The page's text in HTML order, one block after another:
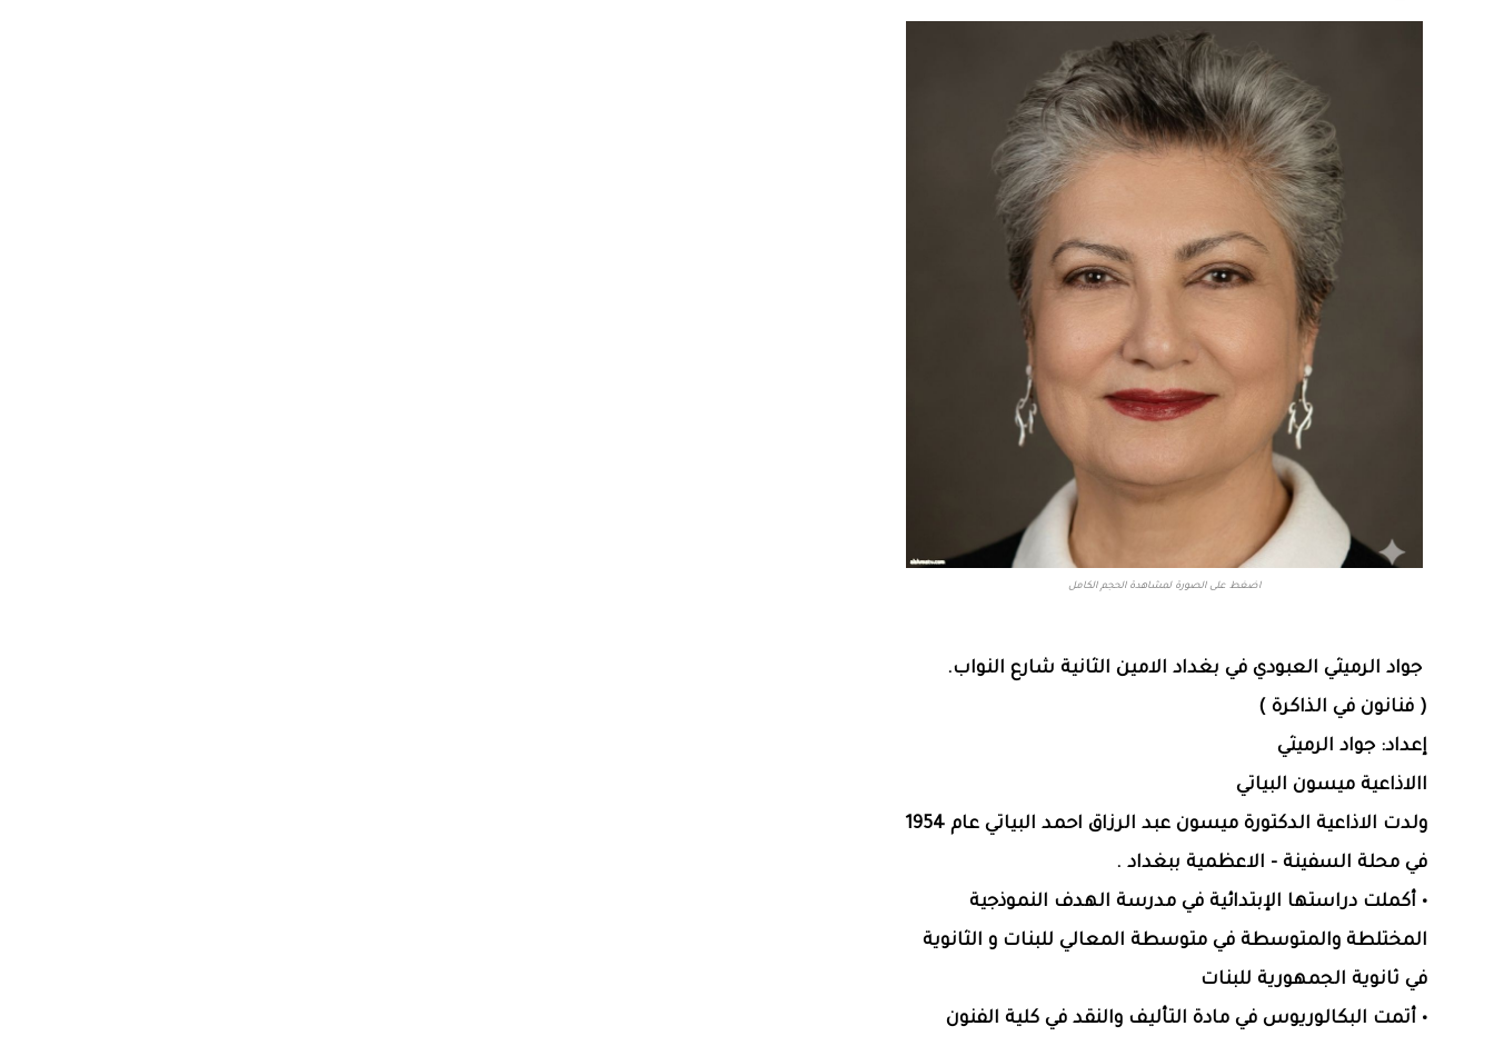
اضغط على الصورة لمشاهدة الحجم الكامل
‏جواد الرميثي العبودي‏ في ‏بغداد الامين الثانية شارع النواب‏.
( فنانون في الذاكرة )
إعداد: جواد الرميثي
االاذاعية ميسون البياتي
ولدت الاذاعية الدكتورة ميسون عبد الرزاق احمد البياتي عام 1954
في محلة السفينة - الاعظمية ببغداد .
• أكملت دراستها الإبتدائية في مدرسة الهدف النموذجية
المختلطة والمتوسطة في متوسطة المعالي للبنات و الثانوية
في ثانوية الجمهورية للبنات
• أتمت البكالوريوس في مادة التأليف والنقد في كلية الفنون